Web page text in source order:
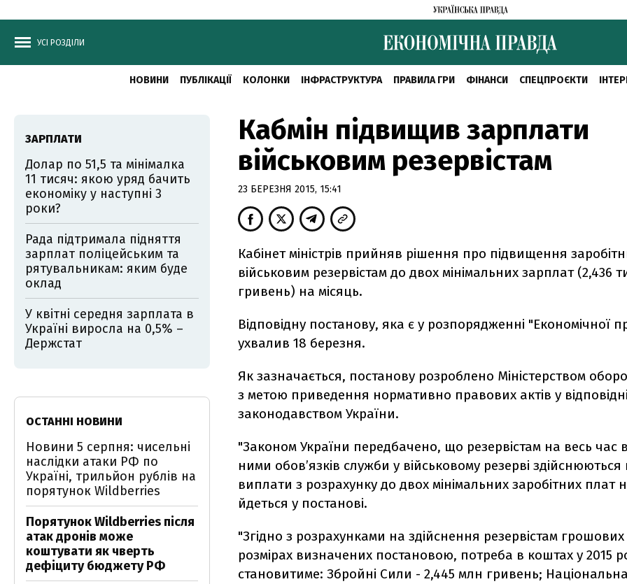
УСІ РОЗДІЛИ
НОВИНИ ПУБЛІКАЦІЇ КОЛОНКИ ІНФРАСТРУКТУРА ПРАВИЛА ГРИ ФІНАНСИ СПЕЦПРОЄКТИ
Кабмін підвищив зарплати
військовим резервістам
23 БЕРЕЗНЯ 2015, 15:41
Кабінет міністрів прийняв рішення про підвищення
військовим резервістам до двох мінімальних зарплат (2,436
гривень) на місяць.
Відповідну постанову, яка є у розпорядженні "Економічної
ухвалив 18 березня.
Як зазначається, постанову розроблено Міністерством
з метою приведення нормативно правових актів у
законодавством України.
"Законом України передбачено, що резервістам на весь час
ними обов’язків служби у військовому резерві здійснюються
виплати з розрахунку до двох мінімальних заробітних плат
йдеться у постанові.
"Згідно з розрахунками на здійснення резервістам
розмірах визначених постановою, потреба в коштах у 2015
становитиме: Збройні Сили - 2,445 млн гривень;
ЗАРПЛАТИ
Долар по 51,5 та мінімалка
11 тисяч: якою уряд бачить
економіку у наступні 3
роки?
Рада підтримала підняття
зарплат поліцейським та
рятувальникам: яким буде
оклад
У квітні середня зарплата в
Україні виросла на 0,5% –
Держстат
ОСТАННІ НОВИНИ
Новини 5 серпня: чисельні
наслідки атаки РФ по
Україні, трильйон рублів на
порятунок Wildberries
Порятунок Wildberries після
атак дронів може
коштувати як чверть
дефіциту бюджету РФ